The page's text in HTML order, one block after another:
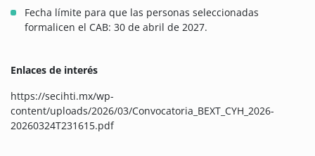
Fecha límite para que las personas seleccionadas
formalicen el CAB: 30 de abril de 2027.
Enlaces de interés
https://secihti.mx/wp-
content/uploads/2026/03/Convocatoria_BEXT_CYH_2026-
20260324T231615.pdf